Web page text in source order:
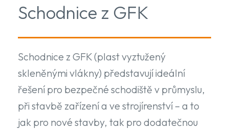
Schodnice z GFK
Schodnice z GFK (plast vyztužený
skleněnými vlákny) představují ideální
řešení pro bezpečné schodiště v průmyslu,
při stavbě zařízení a ve strojírenství – a to
jak pro nové stavby, tak pro dodatečnou